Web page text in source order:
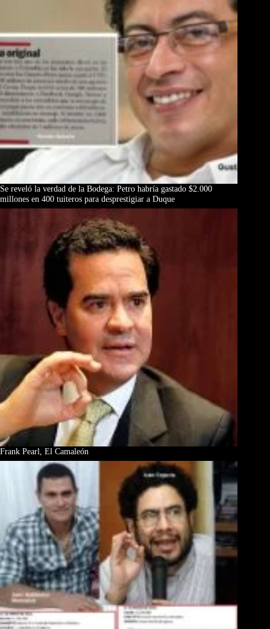
Se reveló la verdad de la Bodega: Petro habría gastado $2.000
millones en 400 tuiteros para desprestigiar a Duque
Frank Pearl, El Camaleón